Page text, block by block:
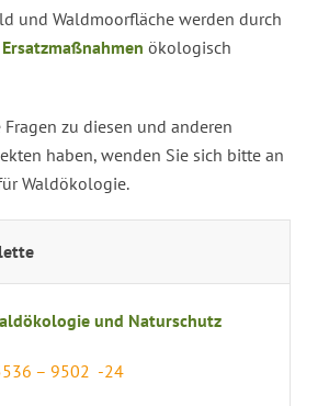
und Waldmoorfläche werden durch
ökologisch
Fragen zu diesen und anderen
haben, wenden Sie sich bitte an
Waldökologie.
und Naturschutz
– 9502 -24